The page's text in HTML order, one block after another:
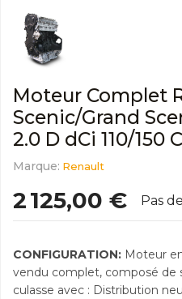
Moteur Complet
Scenic/Grand
2.0 D dCi 110/150
Marque: Renault
2 125,00 € Pas
CONFIGURATION: Moteur
vendu complet, composé de
culasse avec : Distribution